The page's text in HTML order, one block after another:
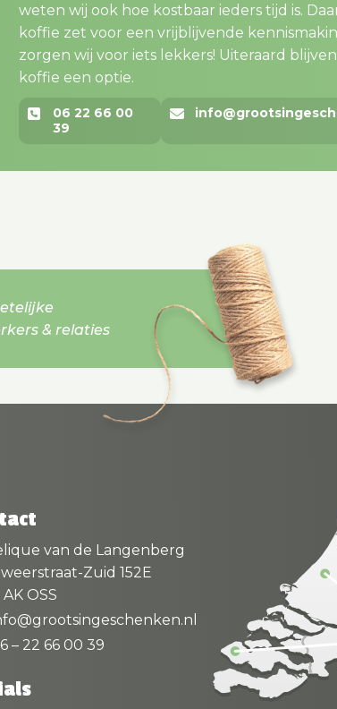
weten wij ook hoe kostbaar ieders tijd is.
koffie zet voor een vrijblijvende
zorgen wij voor iets lekkers! Uiteraard
koffie een optie.
06 22 66 00
39
& relaties
van de Langenberg
Zuid 152E
OSS
– 22 66 00 39